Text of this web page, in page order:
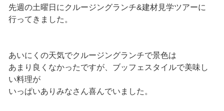
先週の土曜日にクルージングランチ&建材見学ツアーに
行ってきました。
あいにくの天気でクルージングランチで景色は
あまり良くなかったですが、ブッフェスタイルで美味し
い料理が
いっぱいありみなさん喜んでいました。